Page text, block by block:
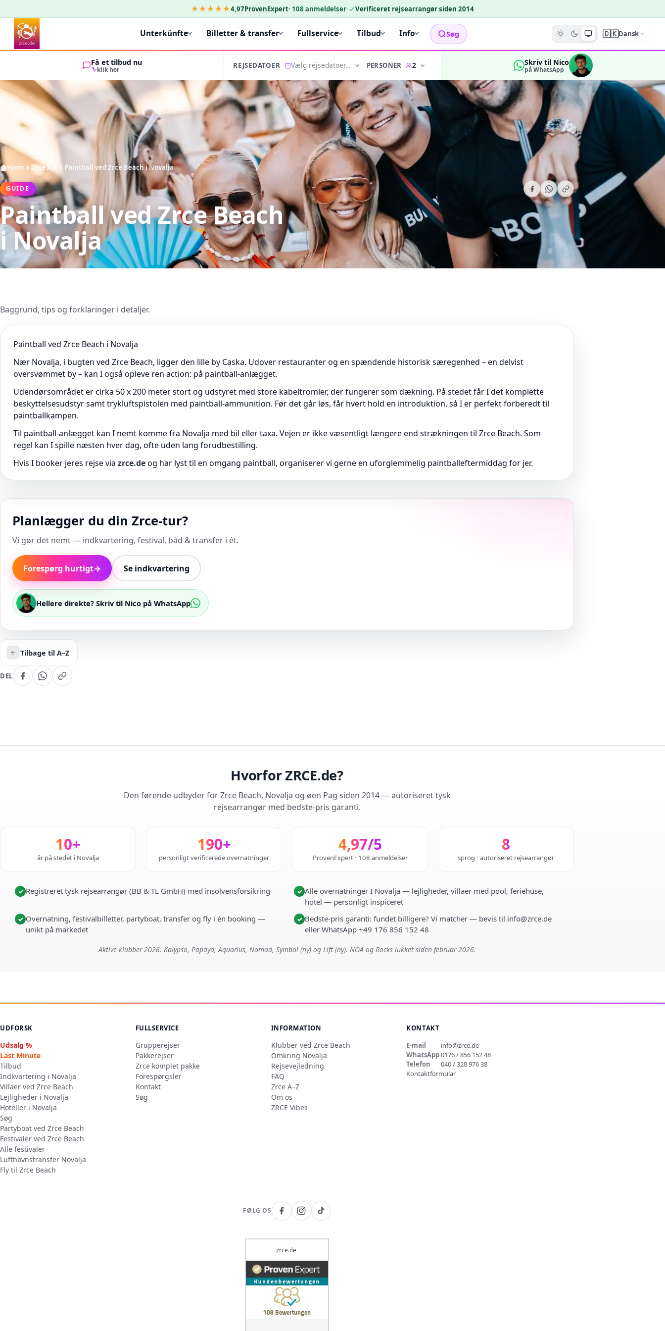
★★★★★4,97ProvenExpert· 108 anmeldelser· Verificeret rejsearrangør siden 2014
Unterkünfte Billetter & transfer Fullservice Tilbud Info Søg 🇩🇰Dansk
Få et tilbud nu
klik her REJSEDATOER Vælg rejsedatoer… PERSONER 2 Skriv til Nico
på WhatsApp
Hjem Zrce A-Z Paintball ved Zrce Beach i Novalja
GUIDE
Paintball ved Zrce Beach
i Novalja
Baggrund, tips og forklaringer i detaljer.
Paintball ved Zrce Beach i Novalja
Nær Novalja, i bugten ved Zrce Beach, ligger den lille by Caska. Udover restauranter og en spændende historisk særegenhed – en delvist
oversvømmet by – kan I også opleve ren action: på paintball-anlægget.
Udendørsområdet er cirka 50 x 200 meter stort og udstyret med store kabeltromler, der fungerer som dækning. På stedet får I det komplette
beskyttelsesudstyr samt trykluftspistolen med paintball-ammunition. Før det går løs, får hvert hold en introduktion, så I er perfekt forberedt til
paintballkampen.
Til paintball-anlægget kan I nemt komme fra Novalja med bil eller taxa. Vejen er ikke væsentligt længere end strækningen til Zrce Beach. Som
regel kan I spille næsten hver dag, ofte uden lang forudbestilling.
Hvis I booker jeres rejse via zrce.deog har lyst til en omgang paintball, organiserer vi gerne en uforglemmelig paintballeftermiddag for jer.
Planlægger du din Zrce-tur?
Vi gør det nemt — indkvartering, festival, båd & transfer i ét.
Forespørg hurtigt→ Se indkvartering
Hellere direkte? Skriv til Nico på WhatsApp
Tilbage til A–Z
DEL
Hvorfor ZRCE.de?
Den førende udbyder for Zrce Beach, Novalja og øen Pag siden 2014 — autoriseret tysk
rejsearrangør med bedste-pris garanti.
10+
år på stedet i Novalja
190+
personligt verificerede overnatninger
4,97/5
ProvenExpert · 108 anmeldelser
8
sprog · autoriseret rejsearrangør
✓ Registreret tysk rejsearrangør (BB & TL GmbH) med insolvensforsikring ✓ Alle overnatninger I Novalja — lejligheder, villaer med pool, feriehuse,
hotel — personligt inspiceret
✓ Overnatning, festivalbilletter, partyboat, transfer og fly i én booking —
unikt på markedet
✓ Bedste-pris garanti: fundet billigere? Vi matcher — bevis til info@zrce.de
eller WhatsApp +49 176 856 152 48
Aktive klubber 2026: Kalypso, Papaya, Aquarius, Nomad, Symbol (ny) og Lift (ny). NOA og Rocks lukket siden februar 2026.
UDFORSK
Udsalg %
Last Minute
Tilbud
Indkvartering i Novalja
Villaer ved Zrce Beach
Lejligheder i Novalja
Hoteller i Novalja
Søg
Partyboat ved Zrce Beach
Festivaler ved Zrce Beach
Alle festivaler
Lufthavnstransfer Novalja
Fly til Zrce Beach
FULLSERVICE
Grupperejser
Pakkerejser
Zrce komplet pakke
Forespørgsler
Kontakt
Søg
INFORMATION
Klubber ved Zrce Beach
Omkring Novalja
Rejsevejledning
FAQ
Zrce A–Z
Om os
ZRCE Vibes
KONTAKT
E-mail
info@zrce.de
WhatsApp0176 / 856 152 48
Telefon
040 / 328 976 38
Kontaktformular
FØLG OS